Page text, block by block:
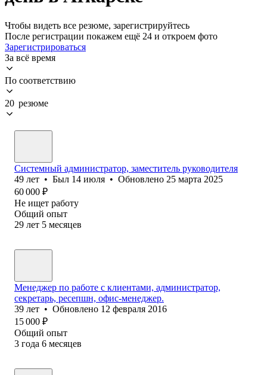
Чтобы видеть все резюме, зарегистрируйтесь
После регистрации покажем ещё 24 и откроем фото
Зарегистрироваться
За всё время
По соответствию
20 резюме
Системный администратор, заместитель руководителя
49 лет • Был 14 июля • Обновлено 25 марта 2025
60 000 ₽
Не ищет работу
Общий опыт
29 лет 5 месяцев
Менеджер по работе с клиентами, администратор,
секретарь, ресепшн, офис-менеджер.
39 лет • Обновлено 12 февраля 2016
15 000 ₽
Общий опыт
3 года 6 месяцев